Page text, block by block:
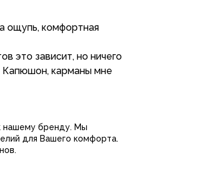
ощупь, комфортная
это зависит, но ничего
Капюшон, карманы мне
Какой XXL
износилась, только
Пользуюсь и
нашему бренду. Мы
для Вашего комфорта.